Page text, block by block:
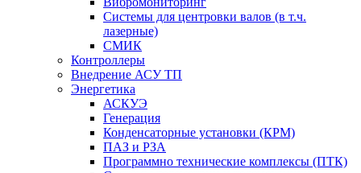
Системы для центровки валов (в т.ч.
лазерные)
СМИК
Контроллеры
Внедрение АСУ ТП
Энергетика
АСКУЭ
Генерация
Конденсаторные установки (КРМ)
ПАЗ и РЗА
Программно технические комплексы (ПТК)